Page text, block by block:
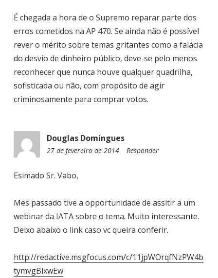
É chegada a hora de o Supremo reparar parte dos
erros cometidos na AP 470. Se ainda não é possível
rever o mérito sobre temas gritantes como a falácia
do desvio de dinheiro público, deve-se pelo menos
reconhecer que nunca houve qualquer quadrilha,
sofisticada ou não, com propósito de agir
criminosamente para comprar votos.
Douglas Domingues
27 de fevereiro de 2014
0Responder
Esimado Sr. Vabo,
Mes passado tive a opportunidade de assitir a um
webinar da IATA sobre o tema. Muito interessante.
Deixo abaixo o link caso vc queira conferir.
http://redactive.msgfocus.com/c/11jpWOrqfNzPW4b
tymvgBlxwEw